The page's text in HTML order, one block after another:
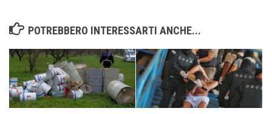
POTREBBERO INTERESSARTI ANCHE...